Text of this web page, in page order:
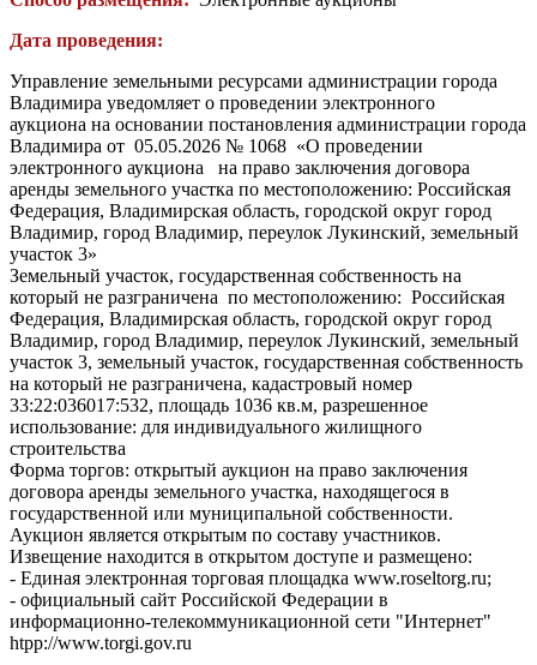
Дата проведения:
Управление земельными ресурсами администрации города
Владимира уведомляет о проведении электронного
аукциона на основании постановления администрации города
Владимира от 05.05.2026 № 1068 «О проведении
электронного аукциона на право заключения договора
аренды земельного участка по местоположению: Российская
Федерация, Владимирская область, городской округ город
Владимир, город Владимир, переулок Лукинский, земельный
участок 3»
Земельный участок, государственная собственность на
который не разграничена по местоположению: Российская
Федерация, Владимирская область, городской округ город
Владимир, город Владимир, переулок Лукинский, земельный
участок 3, земельный участок, государственная собственность
на который не разграничена, кадастровый номер
33:22:036017:532, площадь 1036 кв.м, разрешенное
использование: для индивидуального жилищного
строительства
Форма торгов: открытый аукцион на право заключения
договора аренды земельного участка, находящегося в
государственной или муниципальной собственности.
Аукцион является открытым по составу участников.
Извещение находится в открытом доступе и размещено:
- Единая электронная торговая площадка www.roseltorg.ru;
- официальный сайт Российской Федерации в
информационно-телекоммуникационной сети "Интернет"
htpp://www.torgi.gov.ru